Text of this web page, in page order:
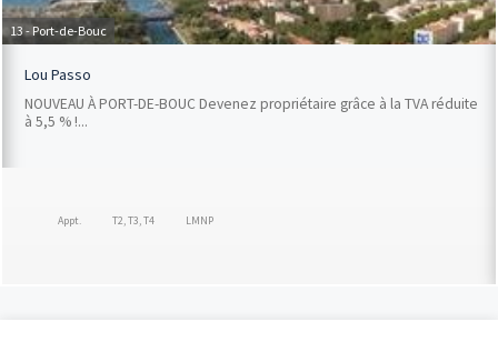
13 - Port-de-Bouc
Lou Passo
NOUVEAU À PORT-DE-BOUC Devenez propriétaire grâce à la TVA réduite
à 5,5 % !...
Appt. T2, T3, T4 LMNP